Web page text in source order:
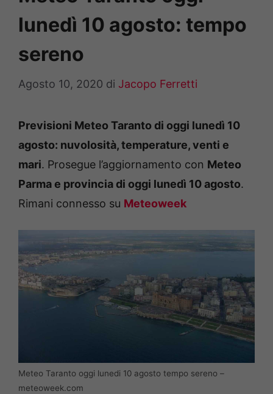
lunedì 10 agosto: tempo
sereno
Agosto 10, 2020 di Jacopo Ferretti
Previsioni Meteo Taranto di oggi lunedì 10
agosto: nuvolosità, temperature, venti e
mari. Prosegue l’aggiornamento con Meteo
Parma e provincia di oggi lunedì 10 agosto.
Rimani connesso su Meteoweek
Meteo Taranto oggi lunedi 10 agosto tempo sereno –
meteoweek.com